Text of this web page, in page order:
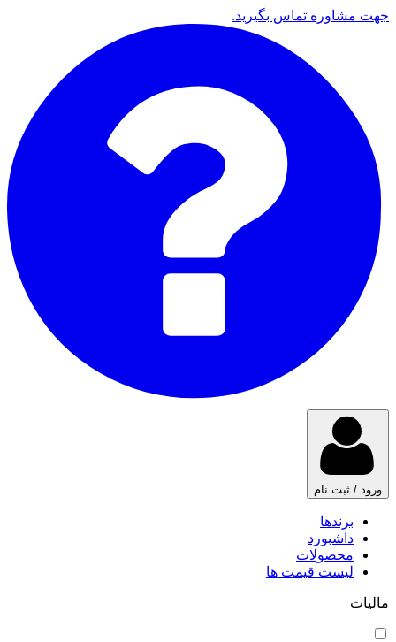
جهت مشاوره تماس بگیرید.
ورود / ثبت نام
برندها
داشبورد
محصولات
لیست قیمت ها
مالیات